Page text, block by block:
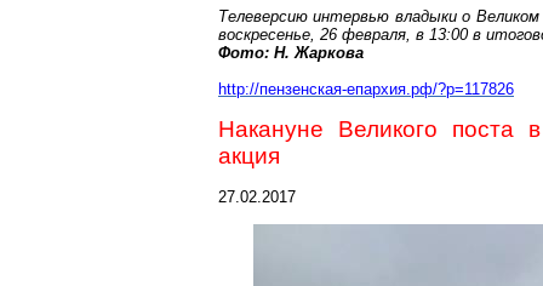
Телеверсию интервью владыки о
воскресенье, 26 февраля, в 13:00 в
Фото: Н.Жаркова
http://пензенская-епархия.рф/?p=117826
Накануне Великого поста
акция
27.02.2017